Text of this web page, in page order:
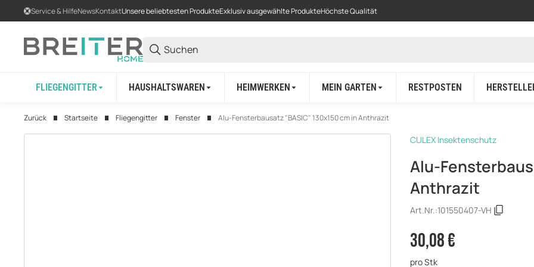
Service & HilfeNewsKontaktUnsere beliebtesten ProdukteExklusiv ausgewählte ProdukteHöchste Qualität
FLIEGENGITTER HAUSHALTSWAREN HEIMWERKEN MEIN GARTEN RESTPOSTEN
Zurück Startseite Fliegengitter Fenster Alu-Fensterbausatz "BASIC" 130x150 cm in Anthrazit
CULEX Insektenschutz
Alu-
Anthrazit
Art.Nr.:101550407-VH
30,08 €
pro Stk